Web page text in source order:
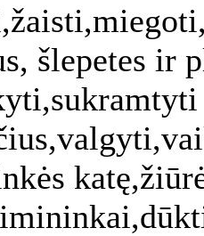
šlepetes ir